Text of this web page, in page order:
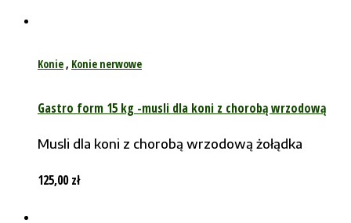
Konie, Konie nerwowe
Gastro form 15 kg -musli dla koni z chorobą wrzodową
Musli dla koni z chorobą wrzodową żołądka
125,00zł